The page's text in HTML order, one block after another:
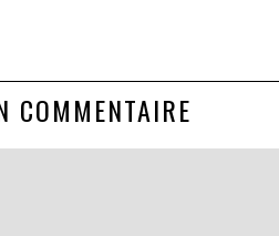
COMMENTAIRE